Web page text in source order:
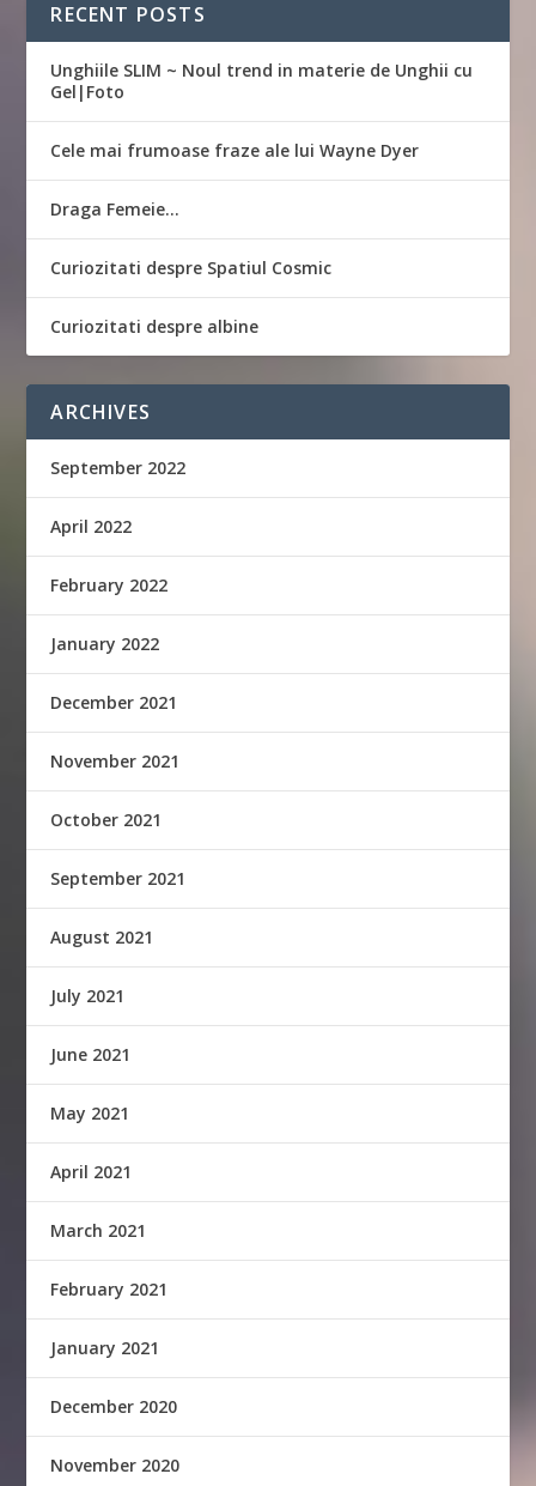
RECENT POSTS
Unghiile SLIM ~ Noul trend in materie de Unghii cu
Gel|Foto
Cele mai frumoase fraze ale lui Wayne Dyer
Draga Femeie…
Curiozitati despre Spatiul Cosmic
Curiozitati despre albine
ARCHIVES
September 2022
April 2022
February 2022
January 2022
December 2021
November 2021
October 2021
September 2021
August 2021
July 2021
June 2021
May 2021
April 2021
March 2021
February 2021
January 2021
December 2020
November 2020